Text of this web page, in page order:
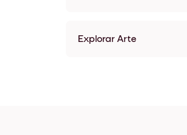
Explorar Arte